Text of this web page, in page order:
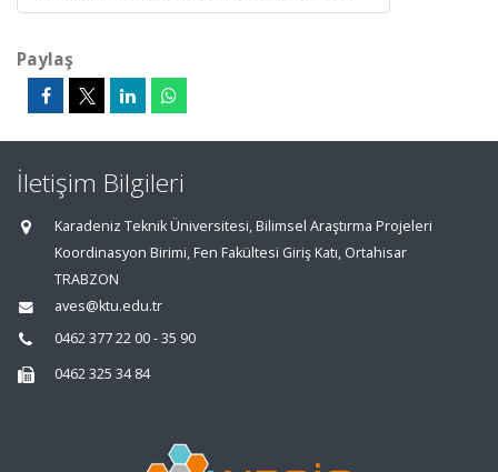
Paylaş
İletişim Bilgileri
Karadeniz Teknik Üniversitesi, Bilimsel Araştırma Projeleri
Koordinasyon Birimi, Fen Fakültesi Giriş Katı, Ortahisar
TRABZON
aves@ktu.edu.tr
0462 377 22 00 - 35 90
0462 325 34 84